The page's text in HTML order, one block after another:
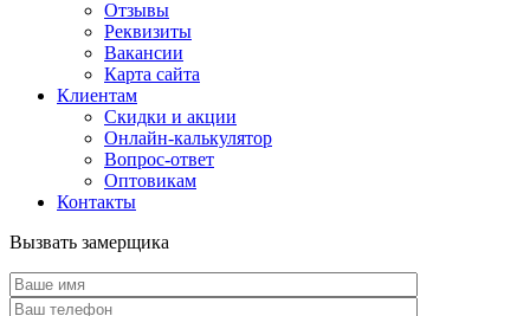
Отзывы
Реквизиты
Вакансии
Карта сайта
Клиентам
Скидки и акции
Онлайн-калькулятор
Вопрос-ответ
Оптовикам
Контакты
Вызвать замерщика